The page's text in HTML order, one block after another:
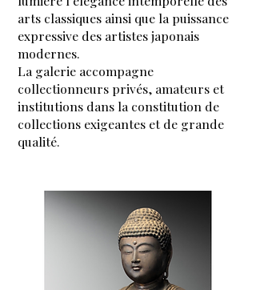
arts classiques ainsi que la puissance
expressive des artistes japonais
modernes.
La galerie accompagne
collectionneurs privés, amateurs et
institutions dans la constitution de
collections exigeantes et de grande
qualité.